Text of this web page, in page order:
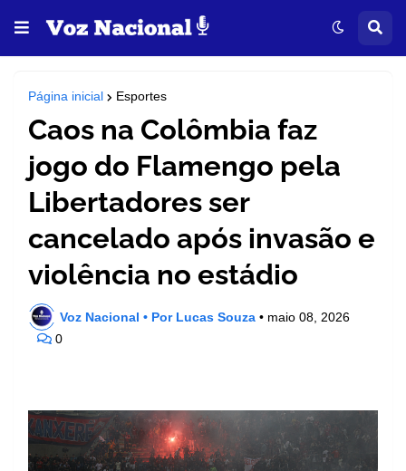
Página inicial Esportes
Caos na Colômbia faz
jogo do Flamengo pela
Libertadores ser
cancelado após invasão e
violência no estádio
Voz Nacional • Por Lucas Souza • maio 08, 2026
0